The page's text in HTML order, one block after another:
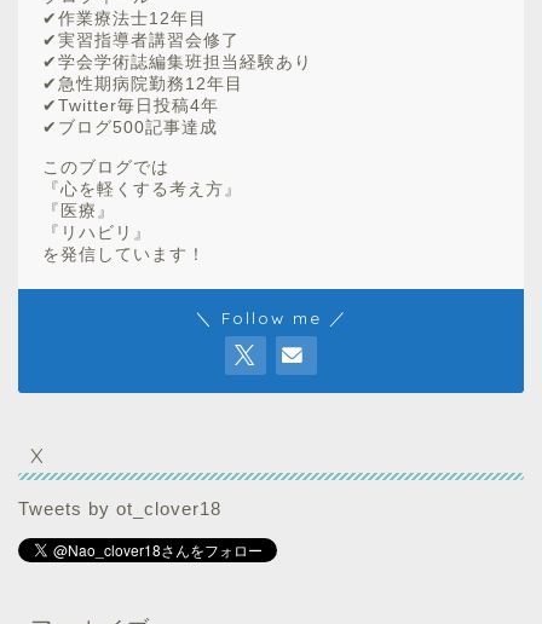
✔︎作業療法士12年目
✔︎実習指導者講習会修了
✔︎学会学術誌編集班担当経験あり
✔︎急性期病院勤務12年目
✔︎Twitter毎日投稿4年
✔︎ブログ500記事達成
このブログでは
『心を軽くする考え方』
『医療』
『リハビリ』
を発信しています！
＼ Follow me ／
X
Tweets by ot_clover18